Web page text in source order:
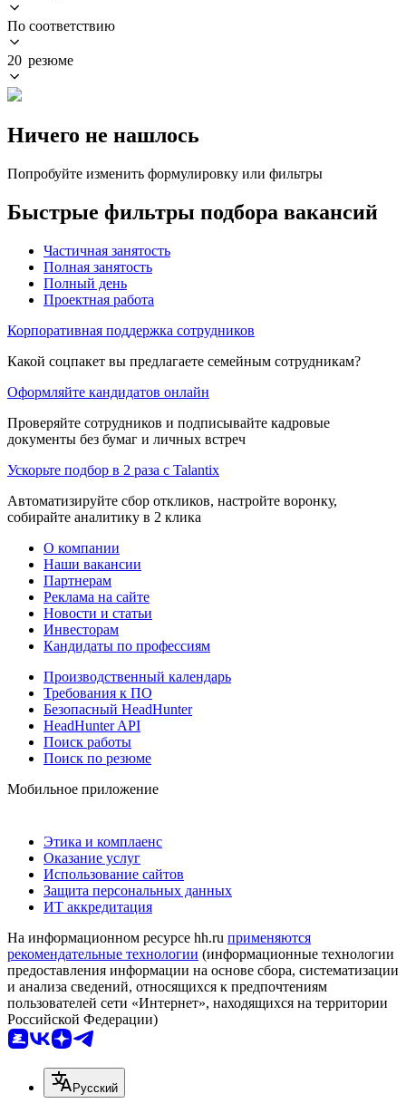
По соответствию
20 резюме
Ничего не нашлось
Попробуйте изменить формулировку или фильтры
Быстрые фильтры подбора вакансий
Частичная занятость
Полная занятость
Полный день
Проектная работа
Корпоративная поддержка сотрудников
Какой соцпакет вы предлагаете семейным сотрудникам?
Оформляйте кандидатов онлайн
Проверяйте сотрудников и подписывайте кадровые
документы без бумаг и личных встреч
Ускорьте подбор в 2 раза с Talantix
Автоматизируйте сбор откликов, настройте воронку,
собирайте аналитику в 2 клика
О компании
Наши вакансии
Партнерам
Реклама на сайте
Новости и статьи
Инвесторам
Кандидаты по профессиям
Производственный календарь
Требования к ПО
Безопасный HeadHunter
HeadHunter API
Поиск работы
Поиск по резюме
Мобильное приложение
Этика и комплаенс
Оказание услуг
Использование сайтов
Защита персональных данных
ИТ аккредитация
На информационном ресурсе hh.ru применяются
рекомендательные технологии (информационные технологии
предоставления информации на основе сбора, систематизации
и анализа сведений, относящихся к предпочтениям
пользователей сети «Интернет», находящихся на территории
Российской Федерации)
Русский